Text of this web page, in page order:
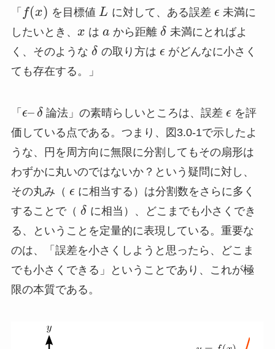
「 f(x) を目標値L に対して、ある誤差 ϵ 未満に
したいとき、 x はa から距離δ 未満にとればよ
く、そのような δ の取り方は ϵがどんなに小さく
ても存在する。」
「 ϵ–δ 論法」の素晴らしいところは、誤差 ϵ を評
価している点である。つまり、図3.0-1で示したよ
うな、円を周方向に無限に分割してもその扇形は
わずかに丸いのではないか？という疑問に対し、
その丸み（ ϵに相当する）は分割数をさらに多く
することで（ δ に相当）、どこまでも小さくでき
る、ということを定量的に表現している。重要な
のは、「誤差を小さくしようと思ったら、どこま
でも小さくできる」ということであり、これが極
限の本質である。